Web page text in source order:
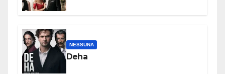
NESSUNA
Deha